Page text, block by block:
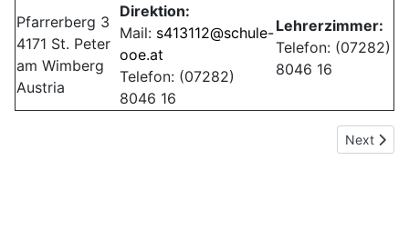
Pfarrerberg 3
4171 St. Peter
am Wimberg
Austria
Direktion:
Mail: s413112@schule-
ooe.at
Telefon: (07282)
8046 16
Lehrerzimmer:
Telefon: (07282)
8046 16
Next
Next